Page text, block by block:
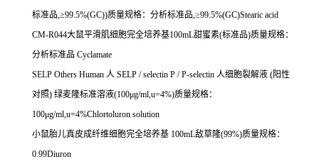
标准品,≥99.5%(GC))质量规格：分析标准品,≥99.5%(GC)Stearic acid
CM-R044大鼠平滑肌细胞完全培养基100mL甜蜜素(标准品)质量规格：
分析标准品 Cyclamate
SELP Others Human 人 SELP / selectin P / P-selectin 人细胞裂解液 (阳性
对照) 绿麦隆标准溶液(100μg/ml,u=4%)质量规格：
100μg/ml,u=4%Chlortoluron solution
小鼠胎儿真皮成纤维细胞完全培养基 100mL敌草隆(99%)质量规格：
0.99Diuron